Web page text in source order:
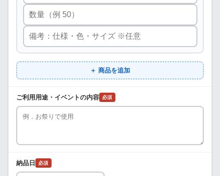
＋ 商品を追加
ご利用用途・イベントの内容 必須
納品日 必須